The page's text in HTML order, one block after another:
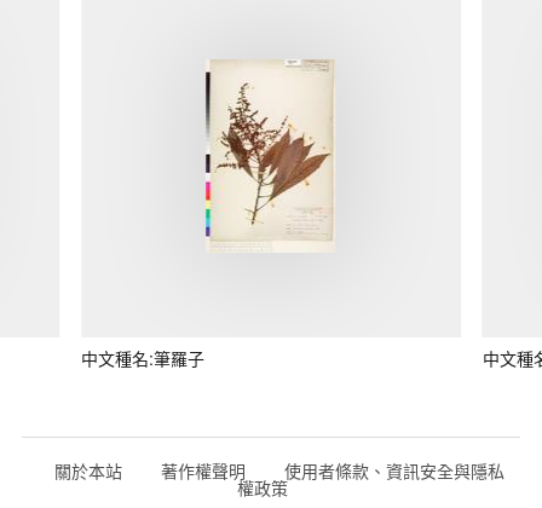
中文種名:筆羅子 中文種
關於本站 著作權聲明 使用者條款、資訊安全與隱私
權政策